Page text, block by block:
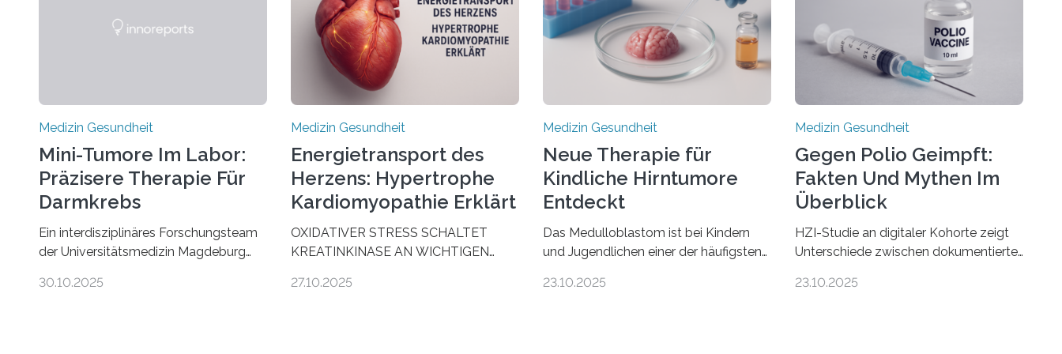
Medizin Gesundheit
Mini-Tumore Im Labor:
Präzisere Therapie Für
Darmkrebs
Ein interdisziplinäres Forschungsteam
der Universitätsmedizin Magdeburg
Darmkrebs künftig individueller
30.10.2025
Medizin Gesundheit
Energietransport des
Herzens: Hypertrophe
Kardiomyopathie Erklärt
OXIDATIVER STRESS SCHALTET
KREATINKINASE AN WICHTIGEN
AUS DEM ENERGIEGLEICHGEWICHT
27.10.2025
Medizin Gesundheit
Neue Therapie für
Kindliche Hirntumore
Entdeckt
Das Medulloblastom ist bei Kindern
und Jugendlichen einer der häufigsten
Nervensystems. Etwa 70 bis 80
23.10.2025
Medizin Gesundheit
Gegen Polio Geimpft:
Fakten Und Mythen Im
Überblick
HZI-Studie an digitaler Kohorte zeigt
Unterschiede zwischen dokumentierter
Die Poliomyelitis, auch bekannt als
23.10.2025